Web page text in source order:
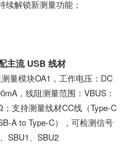
续解锁新测量功能；
主流 USB 线材
量模块OA1，工作电压：DC
，线阻测量范围：VBUS：
支持测量线材CC线（Type-C
A to Type-C），可检测信号
SBU1、SBU2